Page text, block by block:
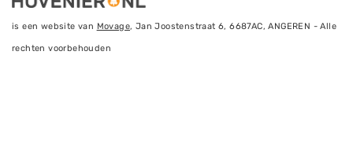
is een website van Movage, Jan Joostenstraat 6, 6687AC, ANGEREN - Alle
rechten voorbehouden